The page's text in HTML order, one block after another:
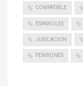
COMPATIBLE
ESPANOLES
JUBILACION
PENSIONES